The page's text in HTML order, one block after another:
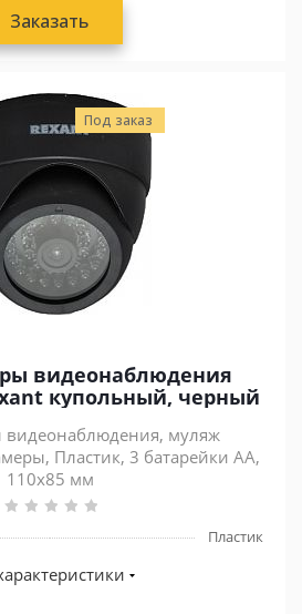
Заказать
Под заказ
видеонаблюдения
купольный, черный
муляж
Пластик, 3 батарейки AA,
110x85 мм
Пластик